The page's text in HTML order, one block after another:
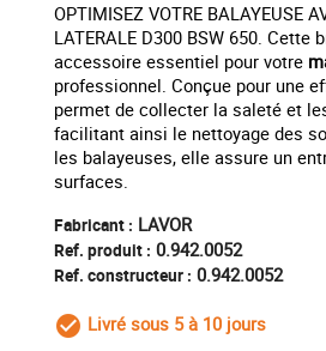
OPTIMISEZ VOTRE BALAYEUSE
LATERALE D300 BSW 650. Cette
accessoire essentiel pour votre
professionnel. Conçue pour une
permet de collecter la saleté et
facilitant ainsi le nettoyage des
les balayeuses, elle assure un
surfaces.
Fabricant : LAVOR
Ref. produit : 0.942.0052
Ref. constructeur : 0.942.0052
check_circle_outline
Livré sous 5 à 10 jours